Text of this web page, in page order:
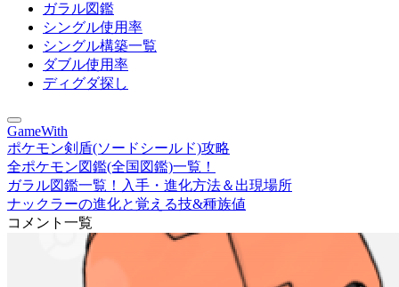
ガラル図鑑
シングル使用率
シングル構築一覧
ダブル使用率
ディグダ探し
GameWith
ポケモン剣盾(ソードシールド)攻略
全ポケモン図鑑(全国図鑑)一覧！
ガラル図鑑一覧！入手・進化方法＆出現場所
ナックラーの進化と覚える技&種族値
コメント一覧